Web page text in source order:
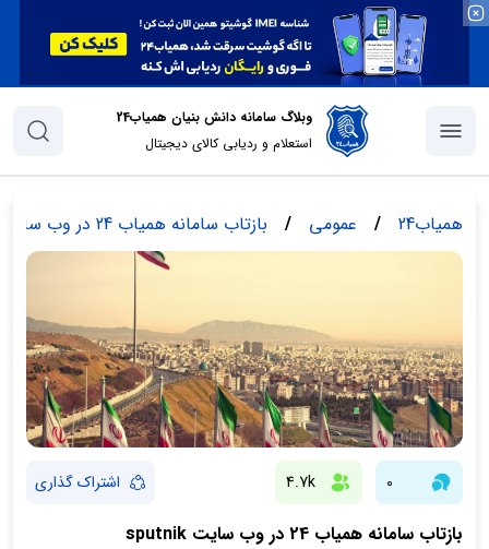
وبلاگ سامانه دانش بنیان همیاب24
استعلام و ردیابی کالای دیجیتال
همیاب24 / عمومی / بازتاب سامانه همیاب 24 در وب سایت sputnik
0
4.7k اشتراک گذاری
بازتاب سامانه همیاب 24 در وب سایت sputnik